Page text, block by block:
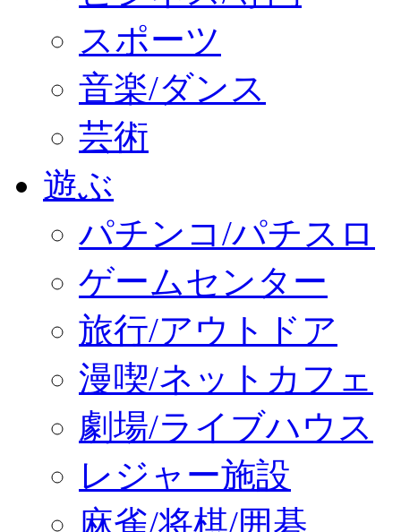
スポーツ
音楽/ダンス
芸術
遊ぶ
パチンコ/パチスロ
ゲームセンター
旅行/アウトドア
漫喫/ネットカフェ
劇場/ライブハウス
レジャー施設
麻雀/将棋/囲碁